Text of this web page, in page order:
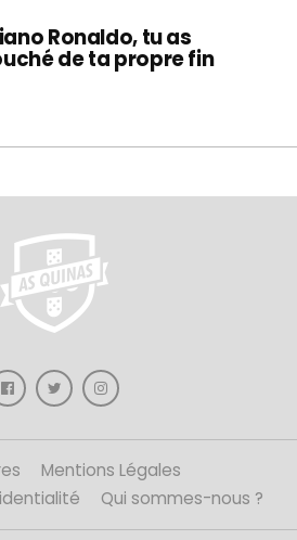
Ronaldo, tu as
de ta propre fin
Mentions Légales
Qui sommes-nous ?